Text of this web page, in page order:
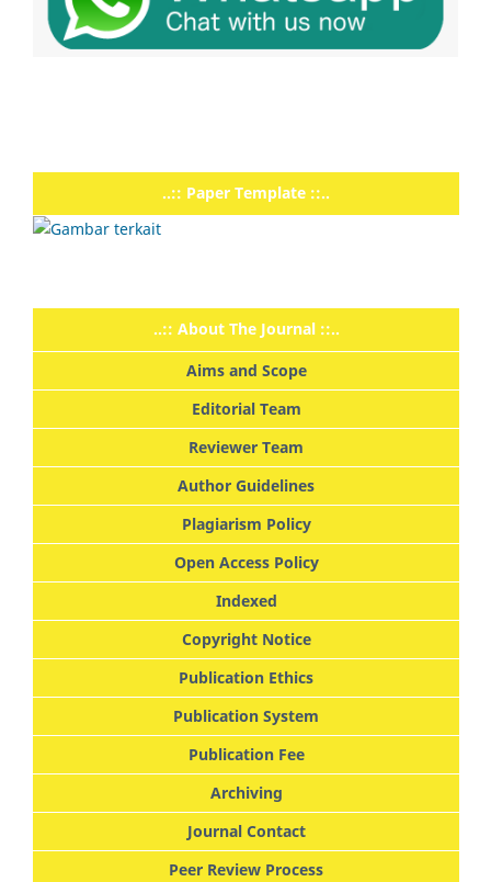
..:: Paper Template ::..
..:: About The Journal ::..
Aims and Scope
Editorial Team
Reviewer Team
Author Guidelines
Plagiarism Policy
Open Access Policy
Indexed
Copyright Notice
Publication Ethics
Publication System
Publication Fee
Archiving
Journal Contact
Peer Review Process